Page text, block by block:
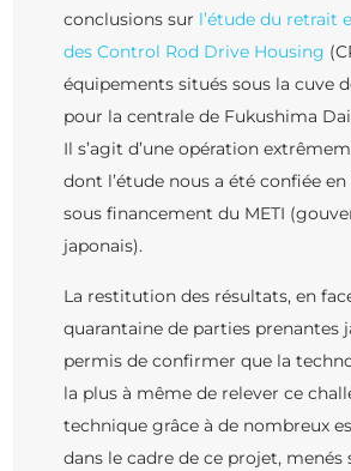
conclusions sur l’étude du retrait
des Control Rod Drive Housing
équipements situés sous la cuve
pour la centrale de Fukushima
Il s’agit d’une opération
dont l’étude nous a été confiée en
sous financement du METI
japonais).
La restitution des résultats, en
quarantaine de parties prenantes
permis de confirmer que la
la plus à même de relever ce
technique grâce à de nombreux
dans le cadre de ce projet, menés